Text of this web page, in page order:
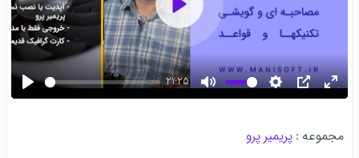
مجموعه : پریمیر پرو
Play
21:25
Mute Settings
PIP Enter
Play